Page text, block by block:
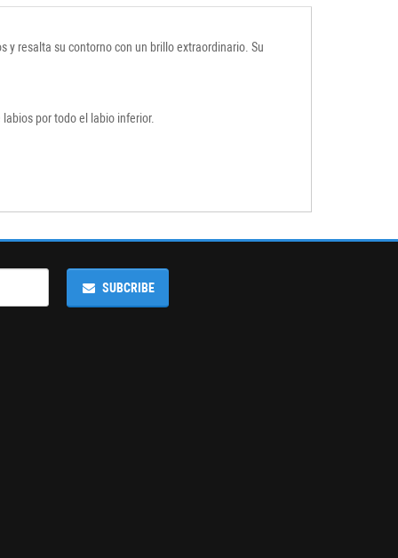
y resalta su contorno con un brillo extraordinario. Su
por todo el labio inferior.
SUBCRIBE